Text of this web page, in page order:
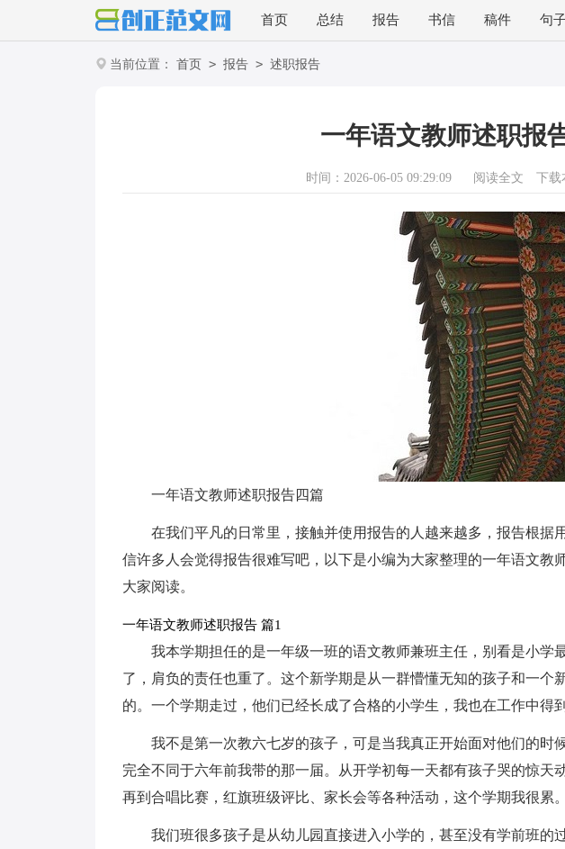
首页 总结 报告 书信 稿件 句
当前位置： 首页 > 报告 > 述职报告
一年语文教师述职报
时间：2026-06-05 09:29:09 阅读全文 下载
一年语文教师述职报告四篇
在我们平凡的日常里，接触并使用报告的人越来越多，报告根据
信许多人会觉得报告很难写吧，以下是小编为大家整理的一年语文教
大家阅读。
一年语文教师述职报告 篇1
我本学期担任的是一年级一班的语文教师兼班主任，别看是小学
了，肩负的责任也重了。这个新学期是从一群懵懂无知的孩子和一个
的。一个学期走过，他们已经长成了合格的小学生，我也在工作中得
我不是第一次教六七岁的孩子，可是当我真正开始面对他们的
完全不同于六年前我带的那一届。从开学初每一天都有孩子哭的惊天
再到合唱比赛，红旗班级评比、家长会等各种活动，这个学期我很累。
我们班很多孩子是从幼儿园直接进入小学的，甚至没有学前班的